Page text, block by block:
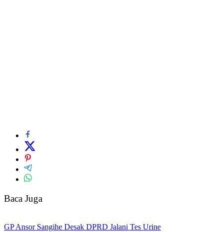
Baca Juga
GP Ansor Sangihe Desak DPRD Jalani Tes Urine